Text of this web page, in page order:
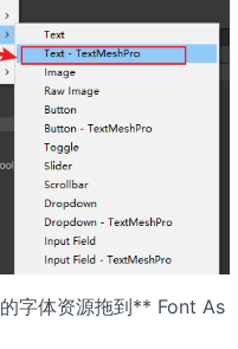
字体资源拖到** Font As